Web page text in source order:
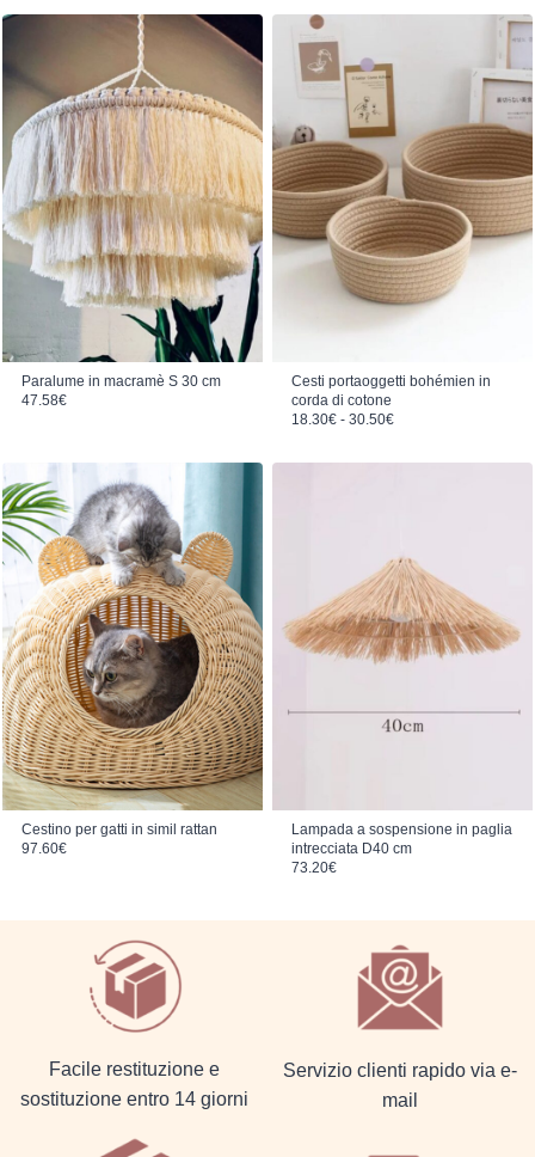
Paralume in macramè S 30 cm
47.58€
Cesti portaoggetti bohémien in
corda di cotone
18.30€ - 30.50€Fascia di prezzo: da 18.30€ a 30.50€
Cestino per gatti in simil rattan
97.60€
Lampada a sospensione in paglia
intrecciata D40 cm
73.20€
Facile restituzione e
sostituzione entro 14 giorni
Servizio clienti rapido via e-
mail